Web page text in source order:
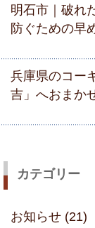
明石市｜破れ
防ぐための早
兵庫県のコー
吉」へおまか
カテゴリー
お知らせ (21)